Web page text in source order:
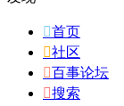
首页
社区
百事论坛
搜索